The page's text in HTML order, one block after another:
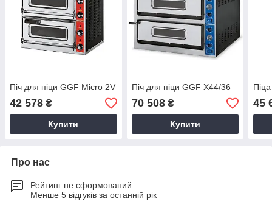
Піч для піци GGF Micro 2V
42 578 ₴
Купити
Піч для піци GGF X44/36
70 508₴
Купити
45
Про нас
Рейтинг не сформований
Менше 5 відгуків за останній рік